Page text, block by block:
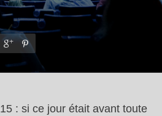
: si ce jour était avant toute